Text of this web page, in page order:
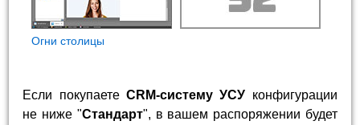
Огни столицы
Если покупаете CRM-систему УСУ конфигурации
не ниже "Стандарт", в вашем распоряжении будет